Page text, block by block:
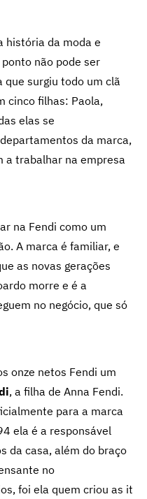
história da moda e
não pode ser
que surgiu todo um clã
cinco filhas: Paola,
elas se
da marca,
a trabalhar na empresa
na Fendi como um
A marca é familiar, e
as novas gerações
morre e é a
no negócio, que só
onze netos Fendi um
, a filha de Anna Fendi.
para a marca
ela é a responsável
da casa, além do braço
no
foi ela quem criou as it